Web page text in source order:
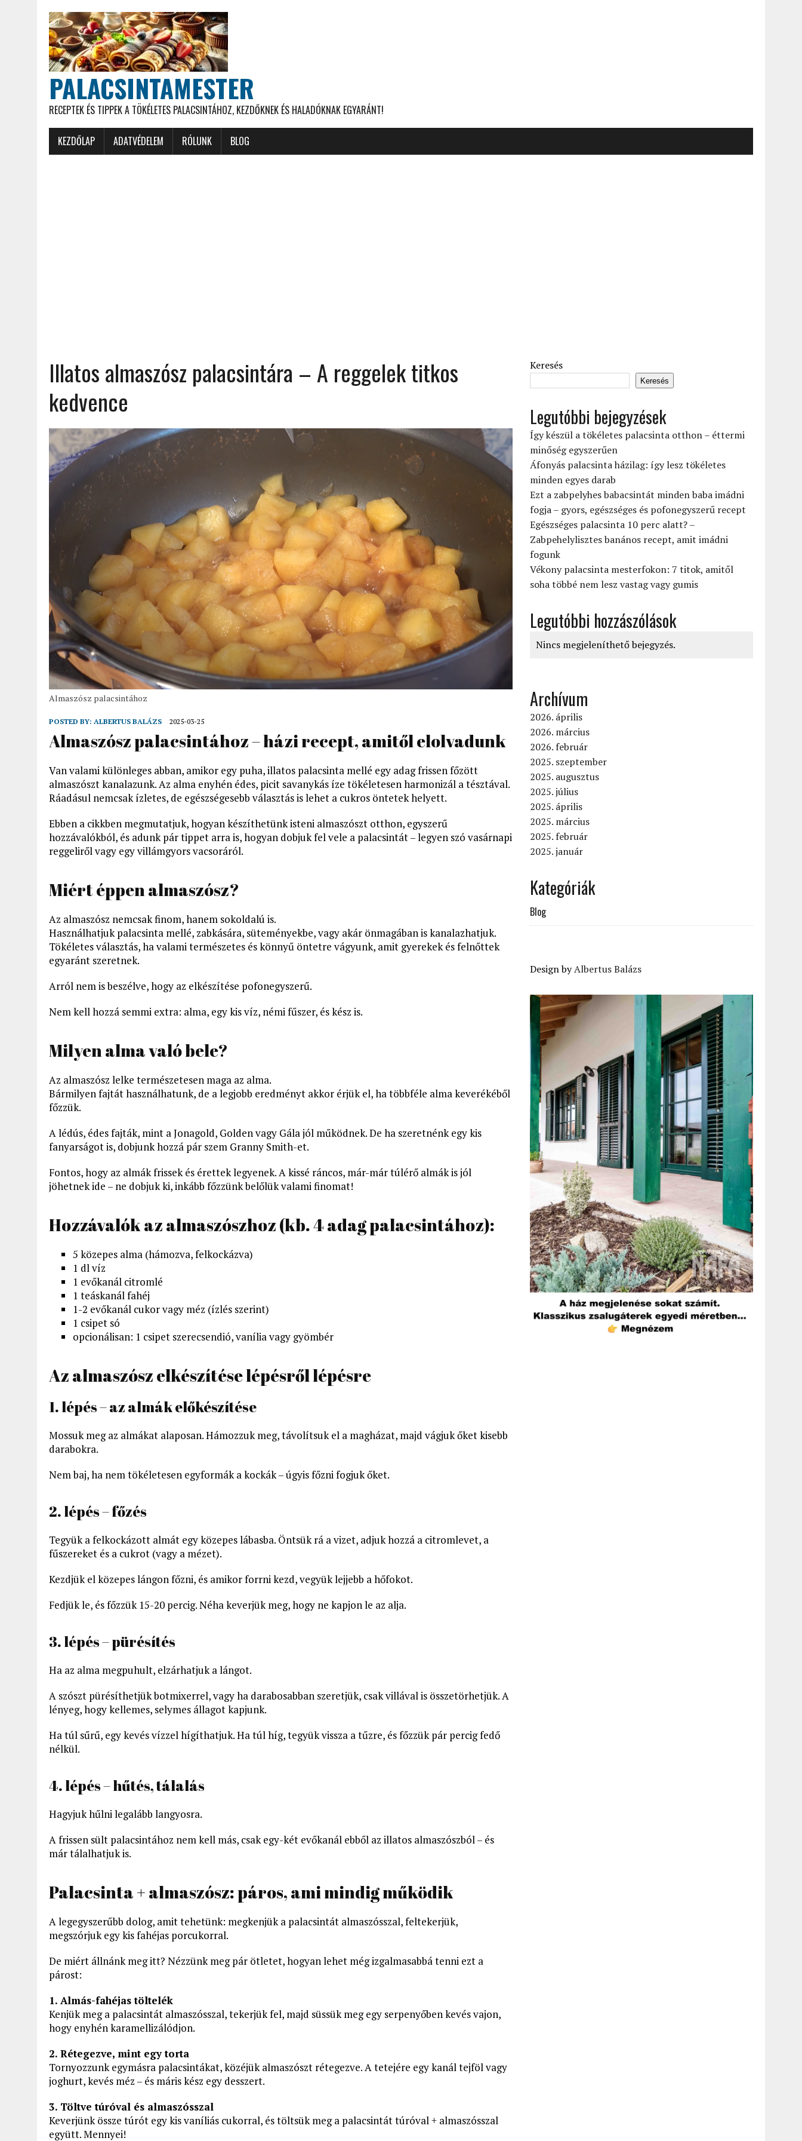
PALACSINTAMESTER
RECEPTEK ÉS TIPPEK A TÖKÉLETES PALACSINTÁHOZ, KEZDŐKNEK ÉS HALADÓKNAK EGYARÁNT!
KEZDŐLAP ADATVÉDELEM RÓLUNK BLOG
Illatos almaszósz palacsintára – A reggelek titkos
kedvence
Almaszósz palacsintához
POSTED BY: ALBERTUS BALÁZS 2025-03-25
Almaszósz palacsintához – házi recept, amitől elolvadunk
Van valami különleges abban, amikor egy puha, illatos palacsinta mellé egy adag frissen főzött
almaszószt kanalazunk. Az alma enyhén édes, picit savanykás íze tökéletesen harmonizál a tésztával.
Ráadásul nemcsak ízletes, de egészségesebb választás is lehet a cukros öntetek helyett.
Ebben a cikkben megmutatjuk, hogyan készíthetünk isteni almaszószt otthon, egyszerű
hozzávalókból, és adunk pár tippet arra is, hogyan dobjuk fel vele a palacsintát – legyen szó vasárnapi
reggeliről vagy egy villámgyors vacsoráról.
Miért éppen almaszósz?
Az almaszósz nemcsak finom, hanem sokoldalú is.
Használhatjuk palacsinta mellé, zabkására, süteményekbe, vagy akár önmagában is kanalazhatjuk.
Tökéletes választás, ha valami természetes és könnyű öntetre vágyunk, amit gyerekek és felnőttek
egyaránt szeretnek.
Arról nem is beszélve, hogy az elkészítése pofonegyszerű.
Nem kell hozzá semmi extra: alma, egy kis víz, némi fűszer, és kész is.
Milyen alma való bele?
Az almaszósz lelke természetesen maga az alma.
Bármilyen fajtát használhatunk, de a legjobb eredményt akkor érjük el, ha többféle alma keverékéből
főzzük.
A lédús, édes fajták, mint a Jonagold, Golden vagy Gála jól működnek. De ha szeretnénk egy kis
fanyarságot is, dobjunk hozzá pár szem Granny Smith-et.
Fontos, hogy az almák frissek és érettek legyenek. A kissé ráncos, már-már túlérő almák is jól
jöhetnek ide – ne dobjuk ki, inkább főzzünk belőlük valami finomat!
Hozzávalók az almaszószhoz (kb. 4 adag palacsintához):
5 közepes alma (hámozva, felkockázva)
1 dl víz
1 evőkanál citromlé
1 teáskanál fahéj
1-2 evőkanál cukor vagy méz (ízlés szerint)
1 csipet só
opcionálisan: 1 csipet szerecsendió, vanília vagy gyömbér
Az almaszósz elkészítése lépésről lépésre
1. lépés – az almák előkészítése
Mossuk meg az almákat alaposan. Hámozzuk meg, távolítsuk el a magházat, majd vágjuk őket kisebb
darabokra.
Nem baj, ha nem tökéletesen egyformák a kockák – úgyis főzni fogjuk őket.
2. lépés – főzés
Tegyük a felkockázott almát egy közepes lábasba. Öntsük rá a vizet, adjuk hozzá a citromlevet, a
fűszereket és a cukrot (vagy a mézet).
Kezdjük el közepes lángon főzni, és amikor forrni kezd, vegyük lejjebb a hőfokot.
Fedjük le, és főzzük 15-20 percig. Néha keverjük meg, hogy ne kapjon le az alja.
3. lépés – pürésítés
Ha az alma megpuhult, elzárhatjuk a lángot.
A szószt pürésíthetjük botmixerrel, vagy ha darabosabban szeretjük, csak villával is összetörhetjük. A
lényeg, hogy kellemes, selymes állagot kapjunk.
Ha túl sűrű, egy kevés vízzel hígíthatjuk. Ha túl híg, tegyük vissza a tűzre, és főzzük pár percig fedő
nélkül.
4. lépés – hűtés, tálalás
Hagyjuk hűlni legalább langyosra.
A frissen sült palacsintához nem kell más, csak egy-két evőkanál ebből az illatos almaszószból – és
már tálalhatjuk is.
Palacsinta + almaszósz: páros, ami mindig működik
A legegyszerűbb dolog, amit tehetünk: megkenjük a palacsintát almaszósszal, feltekerjük,
megszórjuk egy kis fahéjas porcukorral.
De miért állnánk meg itt? Nézzünk meg pár ötletet, hogyan lehet még izgalmasabbá tenni ezt a
párost:
1. Almás-fahéjas töltelék
Kenjük meg a palacsintát almaszósszal, tekerjük fel, majd süssük meg egy serpenyőben kevés vajon,
hogy enyhén karamellizálódjon.
2. Rétegezve, mint egy torta
Tornyozzunk egymásra palacsintákat, közéjük almaszószt rétegezve. A tetejére egy kanál tejföl vagy
joghurt, kevés méz – és máris kész egy desszert.
3. Töltve túróval és almaszósszal
Keverjünk össze túrót egy kis vaníliás cukorral, és töltsük meg a palacsintát túróval + almaszósszal
együtt. Mennyei!
Keresés
Keresés
Legutóbbi bejegyzések
Így készül a tökéletes palacsinta otthon – éttermi
minőség egyszerűen
Áfonyás palacsinta házilag: így lesz tökéletes
minden egyes darab
Ezt a zabpelyhes babacsintát minden baba imádni
fogja – gyors, egészséges és pofonegyszerű recept
Egészséges palacsinta 10 perc alatt? –
Zabpehelylisztes banános recept, amit imádni
fogunk
Vékony palacsinta mesterfokon: 7 titok, amitől
soha többé nem lesz vastag vagy gumis
Legutóbbi hozzászólások
Nincs megjeleníthető bejegyzés.
Archívum
2026. április
2026. március
2026. február
2025. szeptember
2025. augusztus
2025. július
2025. április
2025. március
2025. február
2025. január
Kategóriák
Blog
Design byAlbertus Balázs